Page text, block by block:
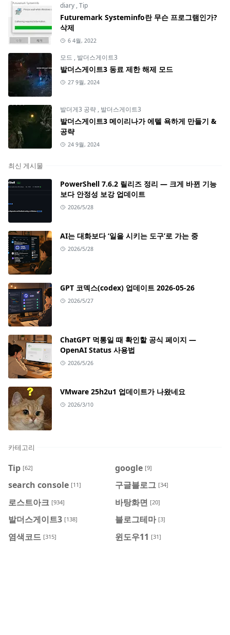
diary ,Tip
Futuremark Systeminfo란 무슨 프로그램인가?
삭제
6 4월, 2022
모드 , 발더스게이트3
발더스게이트3 동료 제한 해제 모드
27 9월, 2024
발더게3 공략 , 발더스게이트3
발더스게이트3 메이리나가 에텔 욕하게 만들기 &
공략
24 9월, 2024
최신 게시물
PowerShell 7.6.2 릴리즈 정리 — 크게 바뀐 기능
보다 안정성 보강 업데이트
2026/5/28
AI는 대화보다 ‘일을 시키는 도구’로 가는 중
2026/5/28
GPT 코덱스(codex) 업데이트 2026-05-26
2026/5/27
ChatGPT 먹통일 때 확인할 공식 페이지 —
OpenAI Status 사용법
2026/5/26
VMware 25h2u1 업데이트가 나왔네요
2026/3/10
카테고리
Tip [62] google [9]
search console [11] 구글블로그 [34]
로스트아크 [934] 바탕화면 [20]
발더스게이트3 [138] 블로그테마 [3]
염색코드 [315] 윈도우11 [31]